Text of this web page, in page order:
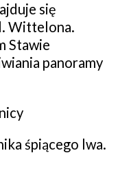
się
Wittelona.
Stawie
panoramy
śpiącego lwa.